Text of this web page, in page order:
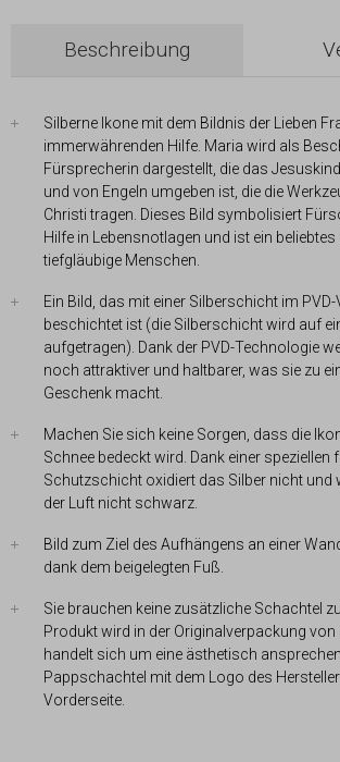
Beschreibung
Silberne Ikone mit dem Bildnis der Lieben
immerwährenden Hilfe. Maria wird als
Fürsprecherin dargestellt, die das
und von Engeln umgeben ist, die die
Christi tragen. Dieses Bild symbolisiert
Hilfe in Lebensnotlagen und ist ein
tiefgläubige Menschen.
Ein Bild, das mit einer Silberschicht im
beschichtet ist (die Silberschicht wird auf
aufgetragen). Dank der PVD-Technologie
noch attraktiver und haltbarer, was sie zu
Geschenk macht.
Machen Sie sich keine Sorgen, dass die
Schnee bedeckt wird. Dank einer speziellen
Schutzschicht oxidiert das Silber nicht und
der Luft nicht schwarz.
Bild zum Ziel des Aufhängens an einer
dank dem beigelegten Fuß.
Sie brauchen keine zusätzliche Schachtel
Produkt wird in der Originalverpackung von
handelt sich um eine ästhetisch
Pappschachtel mit dem Logo des
Vorderseite.